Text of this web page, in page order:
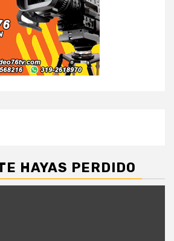
HAYAS PERDIDO